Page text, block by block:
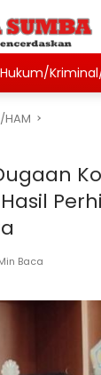
Hukum/
Baca